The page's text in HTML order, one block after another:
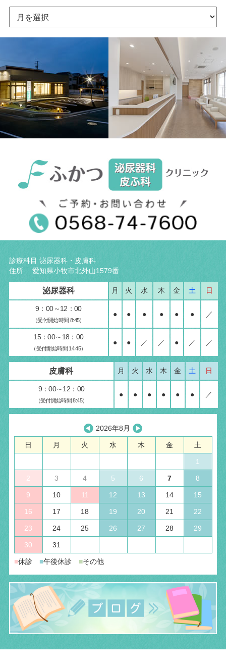
カ
イ
診療科目 泌尿器科・皮膚科
住所 愛知県小牧市北外山1579番
泌尿器科 月 火 水 木 金 土 日
9：00～12：00
（受付開始時間 8:45）
● ● ● ● ● ● ／
15：00～18：00
（受付開始時間 14:45）
● ● ／ ／ ● ／ ／
皮膚科 月 火 水 木 金 土 日
9：00～12：00
（受付開始時間 8:45）
● ● ● ● ● ● ／
2026年8月
日 月 火 水 木 金 土
1
2 3 4 5 6 7 8
9 10 11 12 13 14 15
16 17 18 19 20 21 22
23 24 25 26 27 28 29
30 31
■休診 ■午後休診 ■その他